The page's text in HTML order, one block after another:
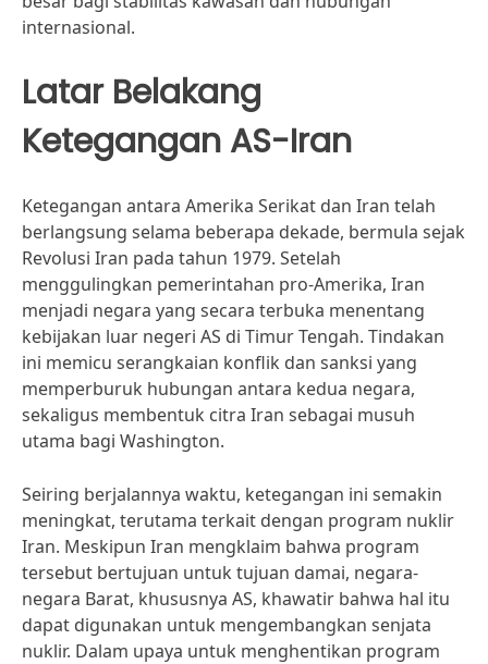
internasional.
Latar Belakang
Ketegangan AS-Iran
Ketegangan antara Amerika Serikat dan Iran telah
berlangsung selama beberapa dekade, bermula sejak
Revolusi Iran pada tahun 1979. Setelah
menggulingkan pemerintahan pro-Amerika, Iran
menjadi negara yang secara terbuka menentang
kebijakan luar negeri AS di Timur Tengah. Tindakan
ini memicu serangkaian konflik dan sanksi yang
memperburuk hubungan antara kedua negara,
sekaligus membentuk citra Iran sebagai musuh
utama bagi Washington.
Seiring berjalannya waktu, ketegangan ini semakin
meningkat, terutama terkait dengan program nuklir
Iran. Meskipun Iran mengklaim bahwa program
tersebut bertujuan untuk tujuan damai, negara-
negara Barat, khususnya AS, khawatir bahwa hal itu
dapat digunakan untuk mengembangkan senjata
nuklir. Dalam upaya untuk menghentikan program